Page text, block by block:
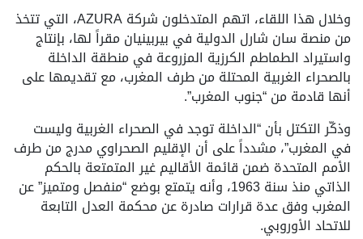
وخلال هذا اللقاء، اتهم المتدخلون شركة AZURA، التي تتخذ
من منصة سان شارل الدولية في بيربينيان مقراً لها، بإنتاج
واستيراد الطماطم الكرزية المزروعة في منطقة الداخلة
بالصحراء الغربية المحتلة من طرف المغرب، مع تقديمها على
أنها قادمة من “جنوب المغرب”.
وذكّر التكتل بأن “الداخلة توجد في الصحراء الغربية وليست
في المغرب”، مشدداً على أن الإقليم الصحراوي مدرج من طرف
الأمم المتحدة ضمن قائمة الأقاليم غير المتمتعة بالحكم
الذاتي منذ سنة 1963، وأنه يتمتع بوضع “منفصل ومتميز” عن
المغرب وفق عدة قرارات صادرة عن محكمة العدل التابعة
للاتحاد الأوروبي.